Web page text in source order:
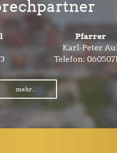
Pfarrer
Karl-Peter
Telefon:
mehr...